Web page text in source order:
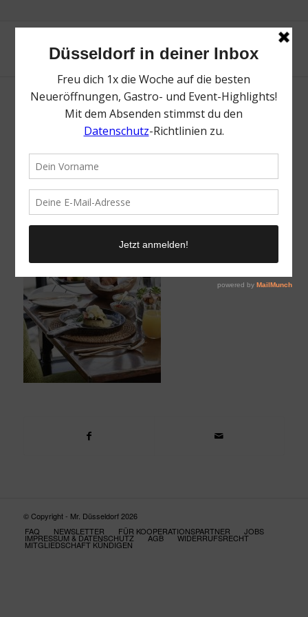
Mark Williams
3. Februar 2020 /
© Copyright - Mr. Düsseldorf 2026
FAQ
NEWSLETTER FÜR KOOPERATIONSPARTNER JOBS
IMPRESSUM & DATENSCHUTZ AGB WIDERRUFSRECHT
MITGLIEDSCHAFT KÜNDIGEN